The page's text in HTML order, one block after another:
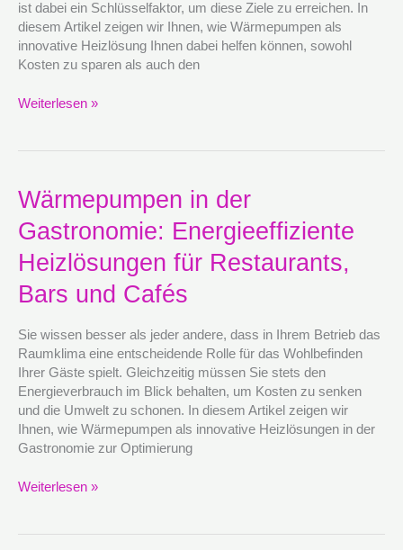
ist dabei ein Schlüsselfaktor, um diese Ziele zu erreichen. In
diesem Artikel zeigen wir Ihnen, wie Wärmepumpen als
innovative Heizlösung Ihnen dabei helfen können, sowohl
Kosten zu sparen als auch den
Einsparungen
Weiterlesen »
Wärmepumpen in der
Gastronomie: Energieeffiziente
Heizlösungen für Restaurants,
Bars und Cafés
Sie wissen besser als jeder andere, dass in Ihrem Betrieb das
Raumklima eine entscheidende Rolle für das Wohlbefinden
Ihrer Gäste spielt. Gleichzeitig müssen Sie stets den
Energieverbrauch im Blick behalten, um Kosten zu senken
und die Umwelt zu schonen. In diesem Artikel zeigen wir
Ihnen, wie Wärmepumpen als innovative Heizlösungen in der
Gastronomie zur Optimierung
Wärmepumpen
in
der
Energieeffiziente
Heizlösungen
für
Bars
und
Cafés
Weiterlesen »